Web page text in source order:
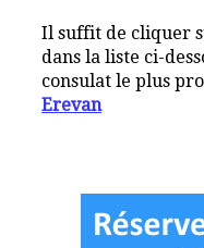
Il suffit de cliquer
dans la liste ci-
consulat le plus
Erevan